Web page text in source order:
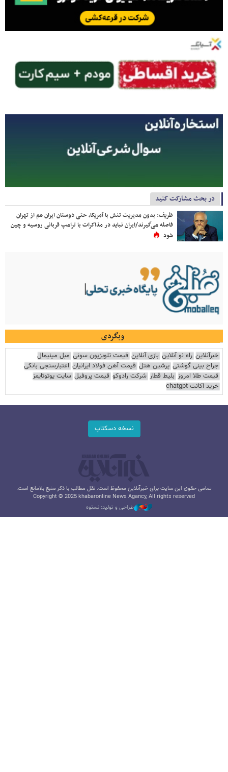
در بحث مشارکت کنید
ظریف: بدون مدیریت تنش با آمریکا، حتی دوستان ایران هم از تهران
فاصله می‌گیرند/ایران نباید در مذاکرات با ترامپ قربانی روسیه و چین
شود
وبگردی
خبرآنلاین راه نو آنلاین بازی آنلاین قیمت تلویزیون سونی مبل مینیمال
جراح بینی گوشتی پرشین هتل قیمت آهن فولاد ایرانیان اعتبارسنجی بانکی
قیمت طلا امروز بلیط قطار شرکت رادوکو قیمت پروفیل سایت یوتوتایمز
خرید اکانت chatgpt
نسخه دسکتاپ
تمامی حقوق این سایت برای خبرآنلاین محفوظ است. نقل مطالب با ذکر منبع بلامانع است.
Copyright © 2025 khabaronline News Agancy, All rights reserved
طراحی و تولید: نستوه